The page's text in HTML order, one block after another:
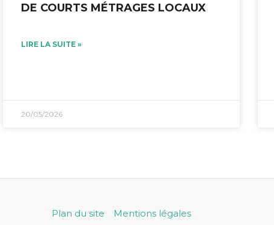
DE COURTS MÉTRAGES LOCAUX
LIRE LA SUITE »
20/05/2026
Plan du site Mentions légales